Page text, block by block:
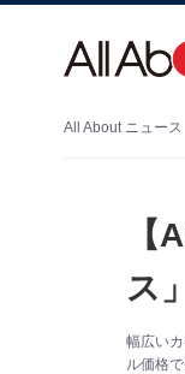
All About ニュース
ス
幅広い
ル価格